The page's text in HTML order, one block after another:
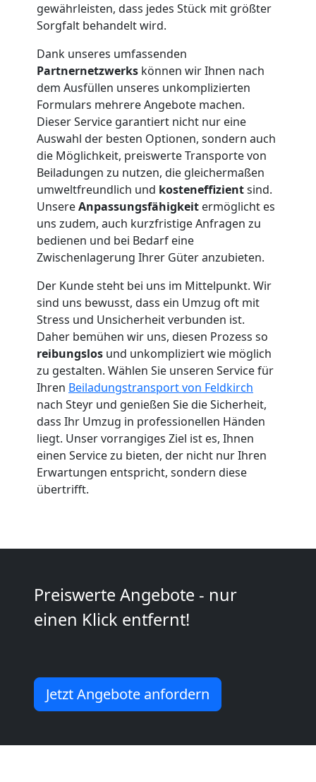
gewährleisten, dass jedes Stück mit größter
Sorgfalt behandelt wird.
Dank unseres umfassenden
Partnernetzwerks können wir Ihnen nach
dem Ausfüllen unseres unkomplizierten
Formulars mehrere Angebote machen.
Dieser Service garantiert nicht nur eine
Auswahl der besten Optionen, sondern auch
die Möglichkeit, preiswerte Transporte von
Beiladungen zu nutzen, die gleichermaßen
umweltfreundlich und kosteneffizientsind.
UnsereAnpassungsfähigkeit ermöglicht es
uns zudem, auch kurzfristige Anfragen zu
bedienen und bei Bedarf eine
Zwischenlagerung Ihrer Güter anzubieten.
Der Kunde steht bei uns im Mittelpunkt. Wir
sind uns bewusst, dass ein Umzug oft mit
Stress und Unsicherheit verbunden ist.
Daher bemühen wir uns, diesen Prozess so
reibungslos und unkompliziert wie möglich
zu gestalten. Wählen Sie unseren Service für
Ihren Beiladungstransport von Feldkirch
nach Steyr und genießen Sie die Sicherheit,
dass Ihr Umzug in professionellen Händen
liegt. Unser vorrangiges Ziel ist es, Ihnen
einen Service zu bieten, der nicht nur Ihren
Erwartungen entspricht, sondern diese
übertrifft.
Preiswerte Angebote - nur
einen Klick entfernt!
Jetzt Angebote anfordern
Feldkirch
Möbeltransport
Feldkirch
Beiladung
Feldkirch
Mini
Umzug
Feldkirch
Umzug
Mann
Kunsttransport
Umzug
Feldkirch